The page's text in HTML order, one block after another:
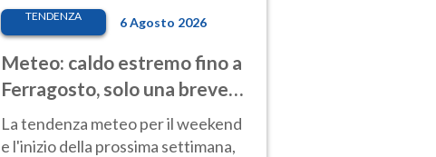
TENDENZA 6 Agosto 2026
Meteo: caldo estremo fino a
Ferragosto, solo una breve
pausa. Ecco dove
La tendenza meteo per il weekend
e l'inizio della prossima settimana,